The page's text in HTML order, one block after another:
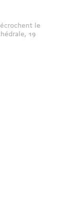
le
19